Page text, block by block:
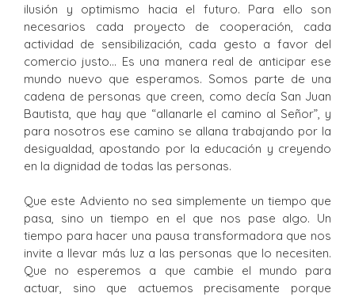
ilusión y optimismo hacia el futuro. Para ello son
necesarios cada proyecto de cooperación, cada
actividad de sensibilización, cada gesto a favor del
comercio justo… Es una manera real de anticipar ese
mundo nuevo que esperamos. Somos parte de una
cadena de personas que creen, como decía San Juan
Bautista, que hay que “allanarle el camino al Señor”, y
para nosotros ese camino se allana trabajando por la
desigualdad, apostando por la educación y creyendo
en la dignidad de todas las personas.
Que este Adviento no sea simplemente un tiempo que
pasa, sino un tiempo en el que nos pase algo. Un
tiempo para hacer una pausa transformadora que nos
invite a llevar más luz a las personas que lo necesiten.
Que no esperemos a que cambie el mundo para
actuar, sino que actuemos precisamente porque